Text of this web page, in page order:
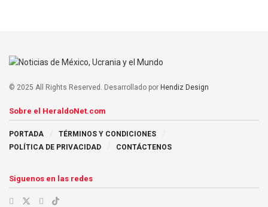
© 2025 All Rights Reserved. Desarrollado por Hendiz Design
Sobre el HeraldoNet.com
PORTADA
TÉRMINOS Y CONDICIONES
POLÍTICA DE PRIVACIDAD
CONTÁCTENOS
Siguenos en las redes